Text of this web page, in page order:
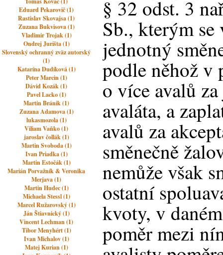
Eduard Pekarovič (1)
Rastislav Skovajsa (1)
Zuzana Bukvisova (1)
Vladimir Trojak (1)
Ondrej Jurišta (1)
Slovenský ochranný zväz autorský
(1)
Katarína Dudíková (1)
Peter Marcin (1)
Dávid Kozák (1)
Pavel Lacko (1)
Martin Bránik (1)
Zuzana Adamova (1)
lukasmozola (1)
Viliam Vaňko (1)
jaroslav čollák (1)
Martin Svoboda (1)
Ivan Priadka (1)
Martin Estočák (1)
Marián Porvažník & Veronika
Merjava (1)
Martin Hudec (1)
Michaela Stessl (1)
Marcel Ružarovský (1)
Ján Štiavnický (1)
Vincent Lechman (1)
Tibor Menyhért (1)
Ivan Michalov (1)
Matej Kurian (1)
§ 32 odst. 3
Sb., kterým se
jednotný
podle něhož v
o více avalů
avaláta, a
avalů za
směnečně
nemůže však
ostatní
kvoty, v
poměr mezi